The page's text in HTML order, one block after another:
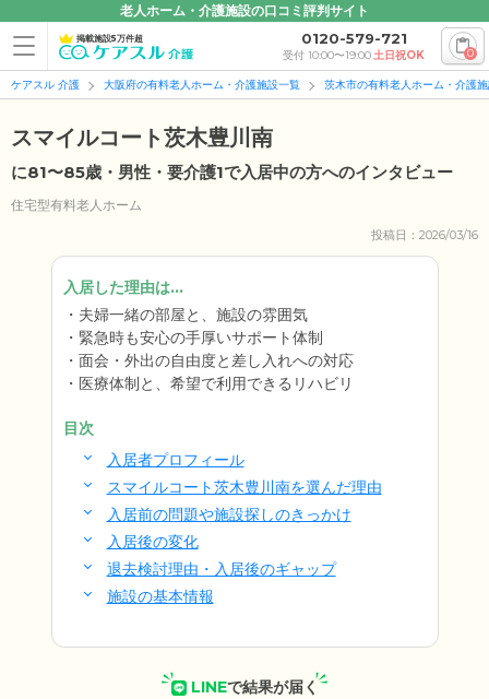
老人ホーム・介護施設の口コミ評判サイト
掲載施設5万件超 0120-579-721
受付 10:00〜19:00土日祝OK 0
ケアスル 介護 大阪府の有料老人ホーム・介護施設一覧 茨木市の有料老人ホーム・介護
スマイルコート茨木豊川南
に81〜85歳・男性・要介護1で入居中の方へのインタビュー
住宅型有料老人ホーム
投稿日：2026/03/16
入居した理由は...
夫婦一緒の部屋と、施設の雰囲気
緊急時も安心の手厚いサポート体制
面会・外出の自由度と差し入れへの対応
医療体制と、希望で利用できるリハビリ
目次
入居者プロフィール
スマイルコート茨木豊川南を選んだ理由
入居前の問題や施設探しのきっかけ
入居後の変化
退去検討理由・入居後のギャップ
施設の基本情報
LINEで結果が届く